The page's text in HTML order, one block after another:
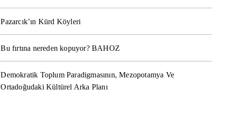
Pazarcık’ın Kürd Köyleri
Bu fırtına nereden kopuyor? BAHOZ
Demokratik Toplum Paradigmasının, Mezopotamya Ve
Ortadoğudaki Kültürel Arka Planı